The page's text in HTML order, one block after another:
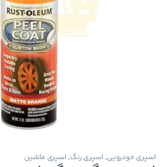
اسپری خودرویی, اسپری رنگ, اسپری ماشین